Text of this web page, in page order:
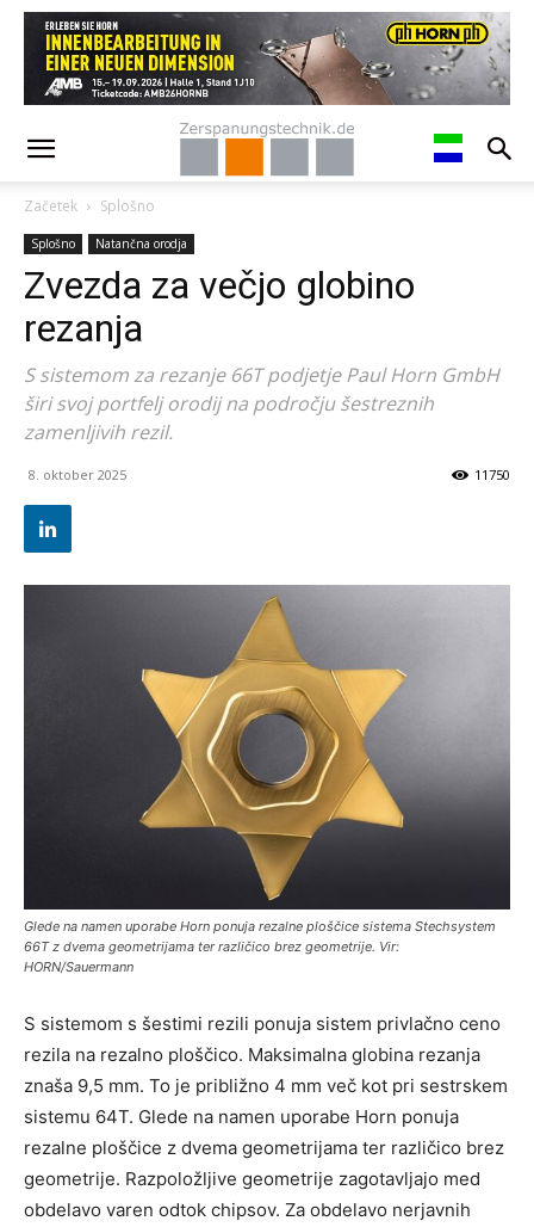
Začetek Splošno
Splošno Natančna orodja
Zvezda za večjo globino
rezanja
S sistemom za rezanje 66T podjetje Paul Horn GmbH
širi svoj portfelj orodij na področju šestreznih
zamenljivih rezil.
8. oktober 2025 11750
Glede na namen uporabe Horn ponuja rezalne ploščice sistema Stechsystem
66T z dvema geometrijama ter različico brez geometrije. Vir:
HORN/Sauermann
S sistemom s šestimi rezili ponuja sistem privlačno ceno
rezila na rezalno ploščico. Maksimalna globina rezanja
znaša 9,5 mm. To je približno 4 mm več kot pri sestrskem
sistemu 64T. Glede na namen uporabe Horn ponuja
rezalne ploščice z dvema geometrijama ter različico brez
geometrije. Razpoložljive geometrije zagotavljajo med
obdelavo varen odtok chipsov. Za obdelavo nerjavnih